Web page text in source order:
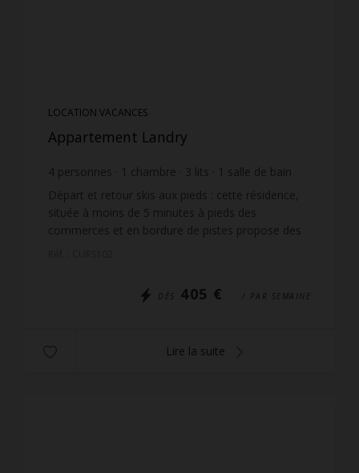
LOCATION VACANCES
Appartement Landry
4 personnes 1 chambre 3 lits 1 salle de bain
Départ et retour skis aux pieds : cette résidence,
située à moins de 5 minutes à pieds des
commerces et en bordure de pistes propose des
DÈS 405 € / PAR SEMAINE
Lire la suite